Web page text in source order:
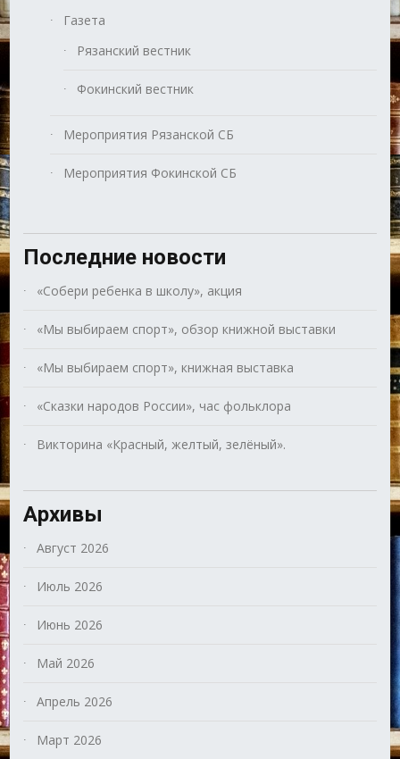
Газета
Рязанский вестник
Фокинский вестник
Мероприятия Рязанской СБ
Мероприятия Фокинской СБ
Последние новости
«Собери ребенка в школу», акция
«Мы выбираем спорт», обзор книжной выставки
«Мы выбираем спорт», книжная выставка
«Сказки народов России», час фольклора
Викторина «Красный, желтый, зелёный».
Архивы
Август 2026
Июль 2026
Июнь 2026
Май 2026
Апрель 2026
Март 2026